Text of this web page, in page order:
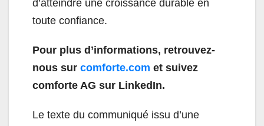
d’atteindre une croissance durable en
toute confiance.
Pour plus d’informations, retrouvez-
nous sur comforte.com et suivez
comforte AG sur LinkedIn.
Le texte du communiqué issu d’une